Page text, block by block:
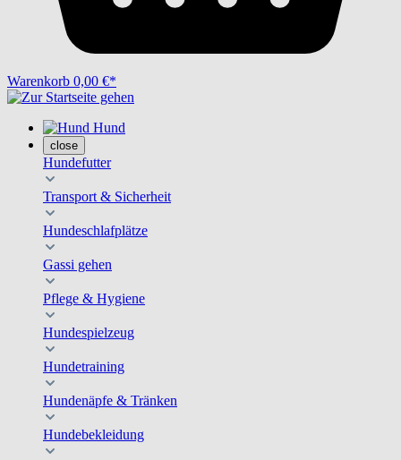
Warenkorb 0,00 €*
Hund
close
Hundefutter
Transport & Sicherheit
Hundeschlafplätze
Gassi gehen
Pflege & Hygiene
Hundespielzeug
Hundetraining
Hundenäpfe & Tränken
Hundebekleidung